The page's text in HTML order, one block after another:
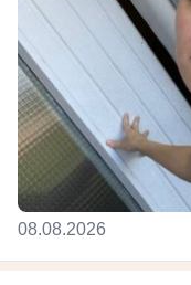
08.08.2026